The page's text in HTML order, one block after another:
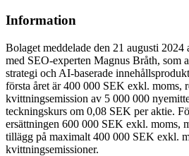
Information
Bolaget meddelade den 21 augusti 2024
med SEO-experten Magnus Bråth, som
strategi och AI-baserade
första året är 400 000 SEK exkl. moms,
kvittningsemission av 5 000 000
teckningskurs om 0,08 SEK per aktie.
ersättningen 600 000 SEK exkl. moms,
tillägg på maximalt 400 000 SEK exkl.
kvittningsemissioner.